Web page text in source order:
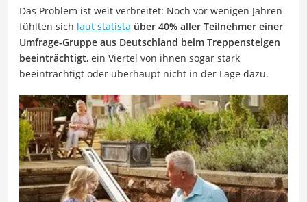
Das Problem ist weit verbreitet: Noch vor wenigen Jahren
fühlten sich laut statista über 40% aller Teilnehmer einer
Umfrage-Gruppe aus Deutschland beim Treppensteigen
beeinträchtigt, ein Viertel von ihnen sogar stark
beeinträchtigt oder überhaupt nicht in der Lage dazu.